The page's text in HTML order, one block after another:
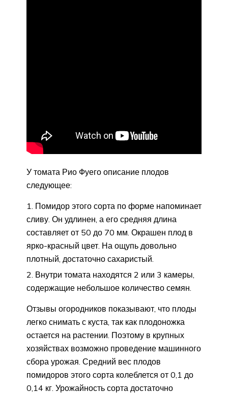
У томата Рио Фуего описание плодов
следующее:
Помидор этого сорта по форме напоминает
сливу. Он удлинен, а его средняя длина
составляет от 50 до 70 мм. Окрашен плод в
ярко-красный цвет. На ощупь довольно
плотный, достаточно сахаристый.
Внутри томата находятся 2 или 3 камеры,
содержащие небольшое количество семян.
Отзывы огородников показывают, что плоды
легко снимать с куста, так как плодоножка
остается на растении. Поэтому в крупных
хозяйствах возможно проведение машинного
сбора урожая. Средний вес плодов
помидоров этого сорта колеблется от 0,1 до
0,14 кг. Урожайность сорта достаточно